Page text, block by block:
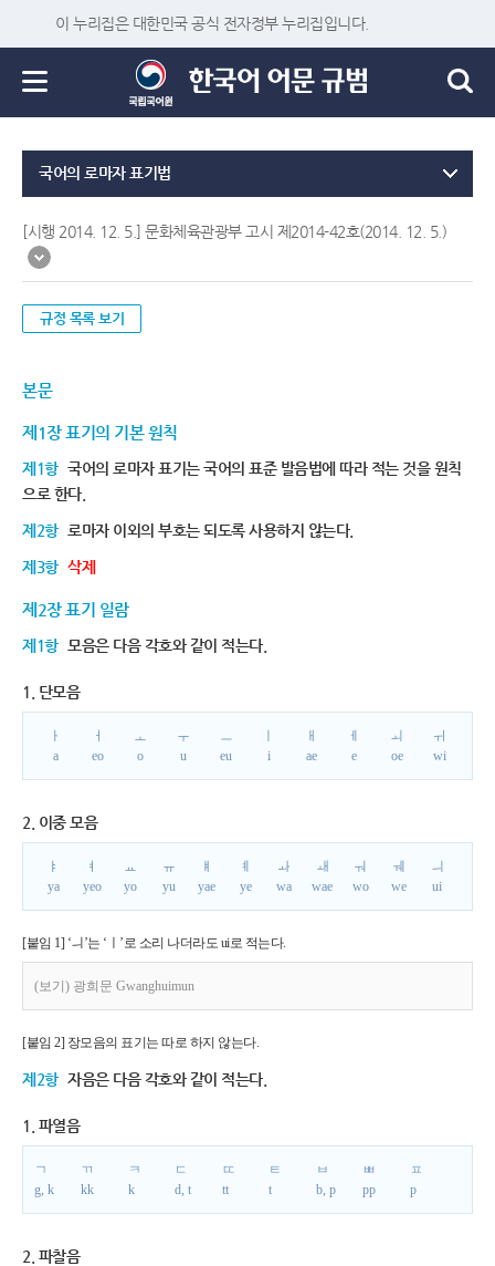
이 누리집은 대한민국 공식 전자정부 누리집입니다.
국어의 로마자 표기법
[시행 2014. 12. 5.] 문화체육관광부 고시 제2014-42호(2014. 12. 5.)
규정 목록 보기
본문
제1장 표기의 기본 원칙
제1항 국어의 로마자 표기는 국어의 표준 발음법에 따라 적는 것을 원칙
으로 한다.
제2항 로마자 이외의 부호는 되도록 사용하지 않는다.
제3항 삭제
제2장 표기 일람
제1항 모음은 다음 각호와 같이 적는다.
1. 단모음
ㅏ
a
ㅓ
eo
ㅗ
o
ㅜ
u
ㅡ
eu
i
ㅐ
ae
ㅔ
e
ㅚ
oe
ㅟ
wi
2. 이중 모음
ㅑ
ya
ㅕ
yeo
ㅛ
yo
ㅠ
yu
ㅒ
yae
ㅖ
ye
ㅘ
wa
ㅙ
wae
ㅝ
wo
ㅞ
we
ㅢ
ui
[붙임 1] ‘ㅢ’는 ‘ㅣ’로 소리 나더라도 ui로 적는다.
(보기) 광희문 Gwanghuimun
[붙임 2] 장모음의 표기는 따로 하지 않는다.
제2항 자음은 다음 각호와 같이 적는다.
1. 파열음
ㄱ
g, k
ㄲ
kk
ㅋ
k
ㄷ
d, t
ㄸ
tt
ㅌ
t
ㅂ
b, p
ㅃ
pp
ㅍ
p
2. 파찰음